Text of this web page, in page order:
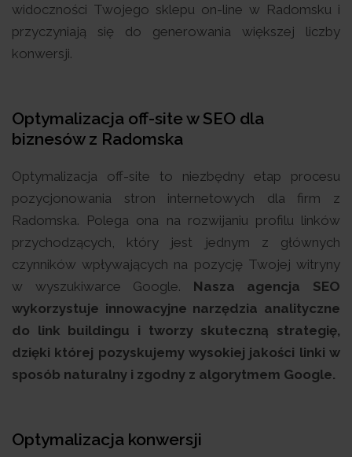
widoczności Twojego sklepu on-line w Radomsku i
przyczyniają się do generowania większej liczby
konwersji.
Optymalizacja off-site w SEO dla
biznesów z Radomska
Optymalizacja off-site to niezbędny etap procesu
pozycjonowania stron internetowych dla firm z
Radomska. Polega ona na rozwijaniu profilu linków
przychodzących, który jest jednym z głównych
czynników wpływających na pozycję Twojej witryny
w wyszukiwarce Google. Nasza agencja SEO
wykorzystuje innowacyjne narzędzia analityczne
do link buildingu i tworzy skuteczną strategię,
dzięki której pozyskujemy wysokiej jakości linki w
sposób naturalny i zgodny z algorytmem Google.
Optymalizacja konwersji